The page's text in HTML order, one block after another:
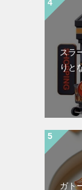
スラ
りと
ガト